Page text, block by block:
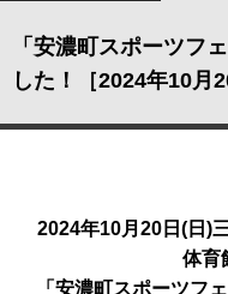
「安濃町スポーツフ
した！［2024年10月
2024年10月20日(日)
体育
「安濃町スポーツフ